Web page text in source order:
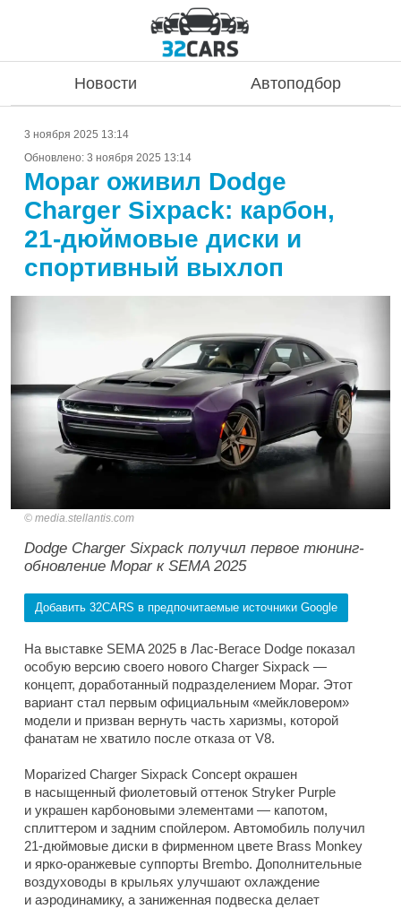
Новости Автоподбор
3 ноября 2025 13:14
Обновлено: 3 ноября 2025 13:14
Mopar оживил Dodge
Charger Sixpack: карбон,
21-дюймовые диски и
спортивный выхлоп
media.stellantis.com
Dodge Charger Sixpack получил первое тюнинг-
обновление Mopar к SEMA 2025
Добавить 32CARS в предпочитаемые источники Google
На выставке SEMA 2025 в Лас-Вегасе Dodge показал
особую версию своего нового Charger Sixpack —
концепт, доработанный подразделением Mopar. Этот
вариант стал первым официальным «мейкловером»
модели и призван вернуть часть харизмы, которой
фанатам не хватило после отказа от V8.
Moparized Charger Sixpack Concept окрашен
в насыщенный фиолетовый оттенок Stryker Purple
и украшен карбоновыми элементами — капотом,
сплиттером и задним спойлером. Автомобиль получил
21-дюймовые диски в фирменном цвете Brass Monkey
и ярко-оранжевые суппорты Brembo. Дополнительные
воздуховоды в крыльях улучшают охлаждение
и аэродинамику, а заниженная подвеска делает